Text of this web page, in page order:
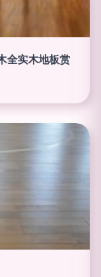
全实木地板赏